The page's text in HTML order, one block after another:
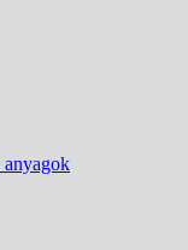
anyagok